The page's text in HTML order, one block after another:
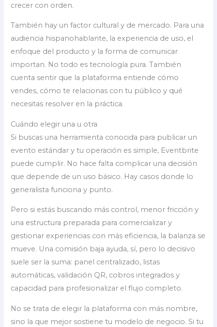
crecer con orden.
También hay un factor cultural y de mercado. Para una
audiencia hispanohablante, la experiencia de uso, el
enfoque del producto y la forma de comunicar
importan. No todo es tecnología pura. También
cuenta sentir que la plataforma entiende cómo
vendes, cómo te relacionas con tu público y qué
necesitas resolver en la práctica.
Cuándo elegir una u otra
Si buscas una herramienta conocida para publicar un
evento estándar y tu operación es simple, Eventbrite
puede cumplir. No hace falta complicar una decisión
que depende de un uso básico. Hay casos donde lo
generalista funciona y punto.
Pero si estás buscando más control, menor fricción y
una estructura preparada para comercializar y
gestionar experiencias con más eficiencia, la balanza se
mueve. Una comisión baja ayuda, sí, pero lo decisivo
suele ser la suma: panel centralizado, listas
automáticas, validación QR, cobros integrados y
capacidad para profesionalizar el flujo completo.
No se trata de elegir la plataforma con más nombre,
sino la que mejor sostiene tu modelo de negocio. Si tu